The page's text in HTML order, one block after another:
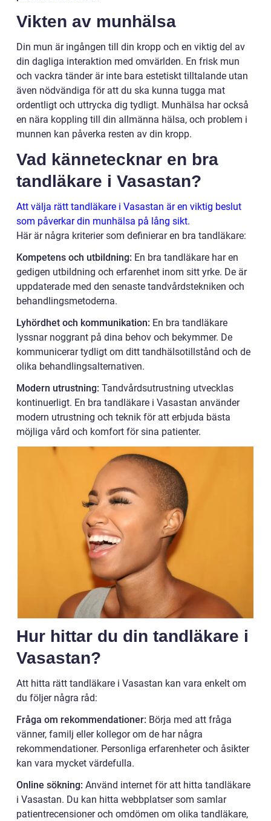
Vikten av munhälsa
Din mun är ingången till din kropp och en viktig del av
din dagliga interaktion med omvärlden. En frisk mun
och vackra tänder är inte bara estetiskt tilltalande utan
även nödvändiga för att du ska kunna tugga mat
ordentligt och uttrycka dig tydligt. Munhälsa har också
en nära koppling till din allmänna hälsa, och problem i
munnen kan påverka resten av din kropp.
Vad kännetecknar en bra
tandläkare i Vasastan?
Att välja rätt tandläkare i Vasastan är en viktig beslut
som påverkar din munhälsa på lång sikt.
Här är några kriterier som definierar en bra tandläkare:
Kompetens och utbildning: En bra tandläkare har en
gedigen utbildning och erfarenhet inom sitt yrke. De är
uppdaterade med den senaste tandvårdstekniken och
behandlingsmetoderna.
Lyhördhet och kommunikation: En bra tandläkare
lyssnar noggrant på dina behov och bekymmer. De
kommunicerar tydligt om ditt tandhälsotillstånd och de
olika behandlingsalternativen.
Modern utrustning: Tandvårdsutrustning utvecklas
kontinuerligt. En bra tandläkare i Vasastan använder
modern utrustning och teknik för att erbjuda bästa
möjliga vård och komfort för sina patienter.
Hur hittar du din tandläkare i
Vasastan?
Att hitta rätt tandläkare i Vasastan kan vara enkelt om
du följer några råd:
Fråga om rekommendationer: Börja med att fråga
vänner, familj eller kollegor om de har några
rekommendationer. Personliga erfarenheter och åsikter
kan vara mycket värdefulla.
Online sökning: Använd internet för att hitta tandläkare
i Vasastan. Du kan hitta webbplatser som samlar
patientrecensioner och omdömen om olika tandläkare,